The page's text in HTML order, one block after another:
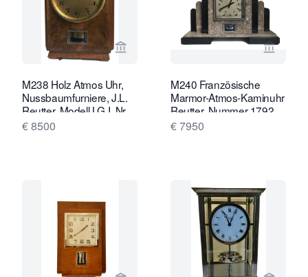
Verkaeuferseite von Van Brug
M238 Holz Atmos Uhr,
Nussbaumfurniere, J.L.
Reutter, Modell LG I, Nr.
602
€ 8500
M240 Französische
Marmor-Atmos-Kaminuhr
Reutter, Nummer 1792
€ 7950